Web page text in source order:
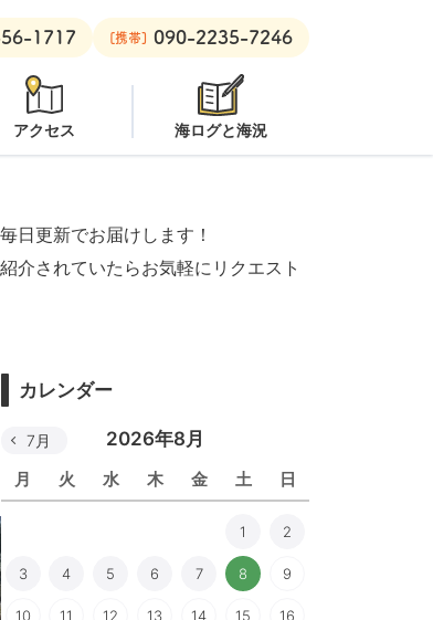
安良里ボート： クローズ
1717 [携帯] 090-2235-7246
アクセス 海ログと海況
日更新でお届けします！
介されていたらお気軽にリクエスト
カレンダー
2026年8月
月 火 水 木 金 土 日
7月
1 2
3 4 5 6 7 8 9
10 11 12 13 14 15 16